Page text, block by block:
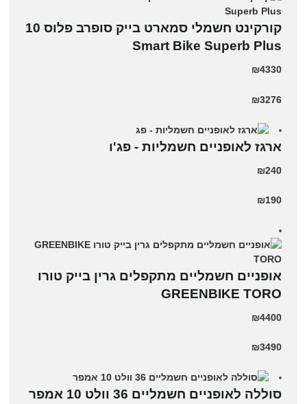
קורקינט חשמלי סמארט בייק סופרב פלוס 10
Smart Bike Superb Plus
₪4330
₪3276
ארגז לאופניים חשמליות - פג'ו
₪240
₪190
אופניים חשמליים מתקפלים גרין בייק טורו
GREENBIKE TORO
₪4400
₪3490
סוללה לאופניים חשמליים 36 וולט 10 אמפר